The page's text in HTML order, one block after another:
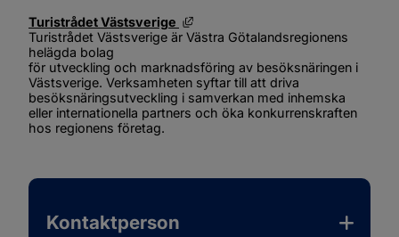
Turistrådet Västsverige
Länk till annan webbplats,
Turistrådet Västsverige är Västra Götalandsregionens
helägda bolag
för utveckling och marknadsföring av besöksnäringen i
Västsverige. Verksamheten syftar till att driva
besöksnäringsutveckling i samverkan med inhemska
eller internationella partners och öka konkurrenskraften
hos regionens företag.
Kontaktperson